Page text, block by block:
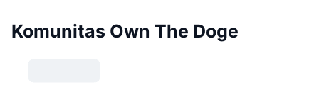
Komunitas Own The Doge